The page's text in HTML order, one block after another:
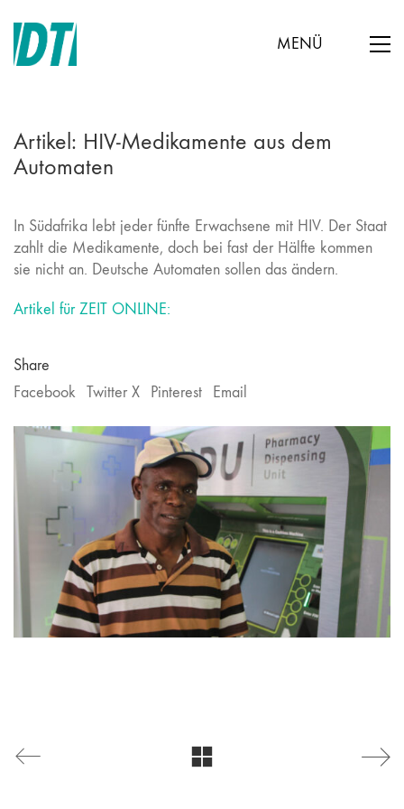
MENÜ
Artikel: HIV-Medikamente aus dem
Automaten
In Südafrika lebt jeder fünfte Erwachsene mit HIV. Der Staat
zahlt die Medikamente, doch bei fast der Hälfte kommen
sie nicht an. Deutsche Automaten sollen das ändern.
Artikel für ZEIT ONLINE:
Share
Facebook Twitter X Pinterest Email